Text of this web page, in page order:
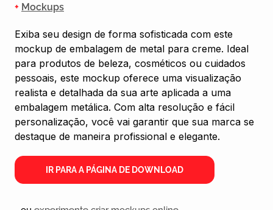
+ Mockups
Exiba seu design de forma sofisticada com este
mockup de embalagem de metal para creme. Ideal
para produtos de beleza, cosméticos ou cuidados
pessoais, este mockup oferece uma visualização
realista e detalhada da sua arte aplicada a uma
embalagem metálica. Com alta resolução e fácil
personalização, você vai garantir que sua marca se
destaque de maneira profissional e elegante.
IR PARA A PÁGINA DE DOWNLOAD